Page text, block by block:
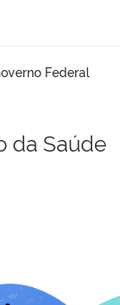
de navegação
da Saúde